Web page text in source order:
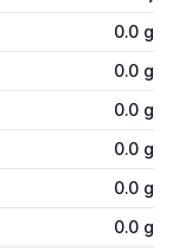
0.0 g
0.0 g
0.0 g
0.0 g
0.0 g
0.0 g